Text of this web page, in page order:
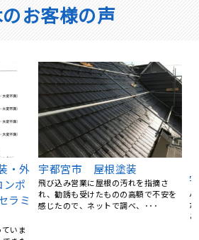
お客様の声
事
ていた
いたと
栃木県宇都宮市 屋根 カバ
ー工法 横暖ルーフｓ(グリ
ーン)